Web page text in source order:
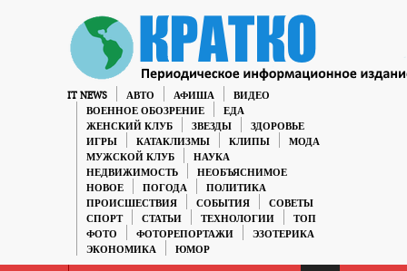
IT NEWS АВТО АФИША
ВИДЕО
ВОЕННОЕ ОБОЗРЕНИЕ
ЕДА
ЖЕНСКИЙ КЛУБ
ЗВЕЗДЫ
ЗДОРОВЬЕ
ИГРЫ
КАТАКЛИЗМЫ КЛИПЫ
МОДА
МУЖСКОЙ КЛУБ
НАУКА
НЕДВИЖИМОСТЬ
НЕОБЪЯСНИМОЕ
НОВОЕ
ПОГОДА
ПОЛИТИКА
ПРОИСШЕСТВИЯ
СОБЫТИЯ
СОВЕТЫ
СПОРТ
СТАТЬИ ТЕХНОЛОГИИ
ТОП
ФОТО
ФОТОРЕПОРТАЖИ
ЭЗОТЕРИКА
ЭКОНОМИКА
ЮМОР